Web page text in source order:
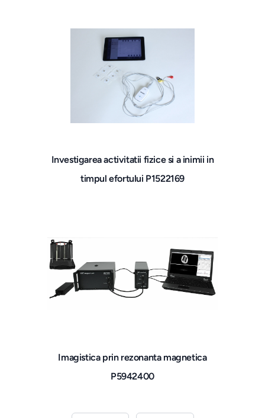
Investigarea activitatii fizice si a inimii in
timpul efortului P1522169
Imagistica prin rezonanta magnetica
P5942400